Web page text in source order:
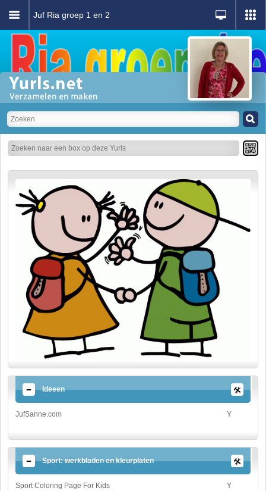
Juf Ria groep 1 en 2
Ideeen
JufSanne.com Y
Sport: werkbladen en kleurplaten
Sport Coloring Page For Kids
Y